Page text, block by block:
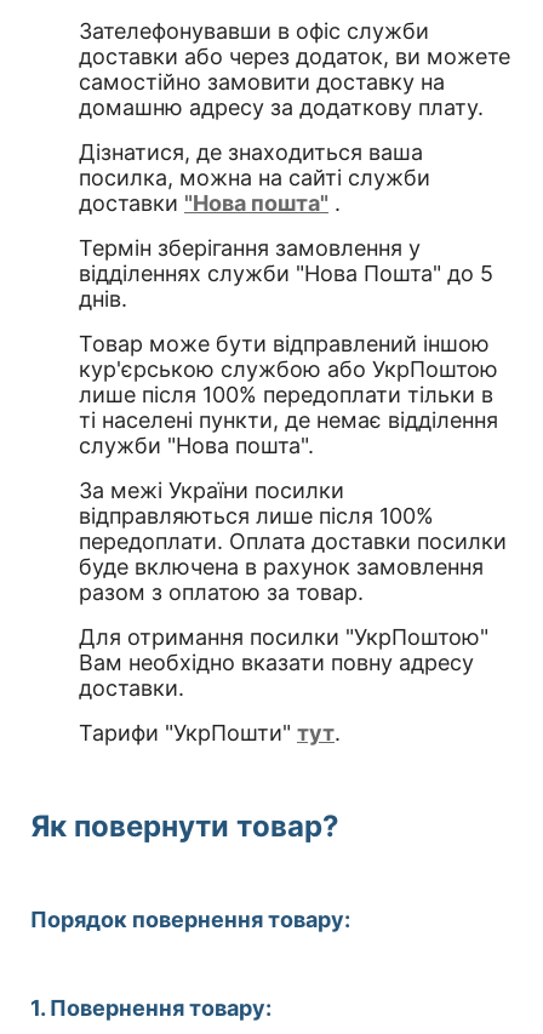
Зателефонувавши в офіс служби
доставки або через додаток, ви можете
самостійно замовити доставку на
домашню адресу за додаткову плату.
Дізнатися, де знаходиться ваша
посилка, можна на сайті служби
доставки "Нова пошта" .
Термін зберігання замовлення у
відділеннях служби "Нова Пошта" до 5
днів.
Товар може бути відправлений іншою
кур'єрською службою або УкрПоштою
лише після 100% передоплати тільки в
ті населені пункти, де немає відділення
служби "Нова пошта".
За межі України посилки
відправляються лише після 100%
передоплати. Оплата доставки посилки
буде включена в рахунок замовлення
разом з оплатою за товар.
Для отримання посилки "УкрПоштою"
Вам необхідно вказати повну адресу
доставки.
Тарифи "УкрПошти" тут.
Як повернути товар?
Порядок повернення товару:
1. Повернення товару: